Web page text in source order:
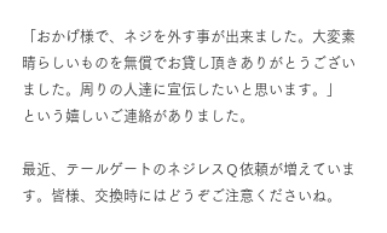
「おかげ様で、ネジを外す事が出来ました。大変素
晴らしいものを無償でお貸し頂きありがとうござい
ました。周りの人達に宣伝したいと思います。」
という嬉しいご連絡がありました。
最近、テールゲートのネジレスＱ依頼が増えていま
す。皆様、交換時にはどうぞご注意くださいね。